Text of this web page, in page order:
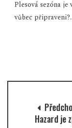
Plesová sezóna
vůbec
Hazard je